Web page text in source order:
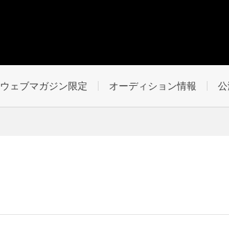
ウェブマガジン限定 オーディション情報